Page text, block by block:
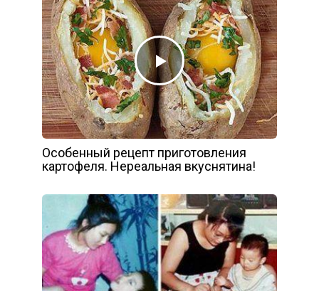
Особенный рецепт приготовления
картофеля. Нереальная вкуснятина!